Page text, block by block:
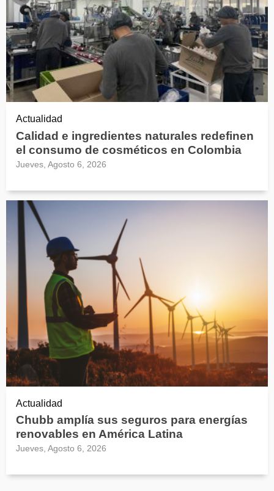
Actualidad
Calidad e ingredientes naturales redefinen
el consumo de cosméticos en Colombia
Jueves, Agosto 6, 2026
Actualidad
Chubb amplía sus seguros para energías
renovables en América Latina
Jueves, Agosto 6, 2026